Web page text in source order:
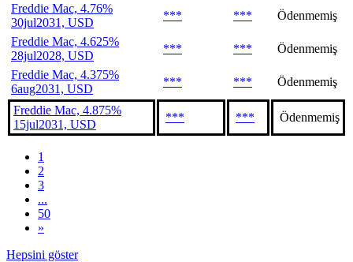
Freddie Mac, 4.76%
30jul2031, USD
*** ***
Ödenmemiş
Freddie Mac, 4.625%
28jul2028, USD
*** ***
Ödenmemiş
Freddie Mac, 4.375%
6aug2031, USD
*** *** Ödenmemiş
Freddie Mac, 4.875%
15jul2031, USD
*** *** Ödenmemiş
1
2
3
...
50
»
Hepsini göster